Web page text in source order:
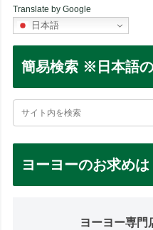
Translate by Google
日本語
簡易検索 ※日本語
ヨーヨーのお求めは
ヨーヨー専門